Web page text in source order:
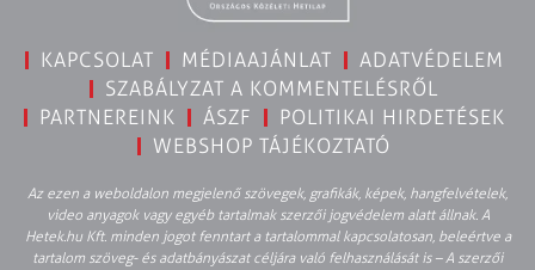
KAPCSOLAT MÉDIAAJÁNLAT
ADATVÉDELEM
SZABÁLYZAT A KOMMENTELÉSRŐL
PARTNEREINK
ÁSZF
POLITIKAI HIRDETÉSEK
WEBSHOP TÁJÉKOZTATÓ
Az ezen a weboldalon megjelenő szövegek, grafikák, képek, hangfelvételek,
video anyagok vagy egyéb tartalmak szerzői jogvédelem alatt állnak. A
Hetek.hu Kft. minden jogot fenntart a tartalommal kapcsolatosan, beleértve a
tartalom szöveg- és adatbányászat céljára való felhasználását is – A szerzői